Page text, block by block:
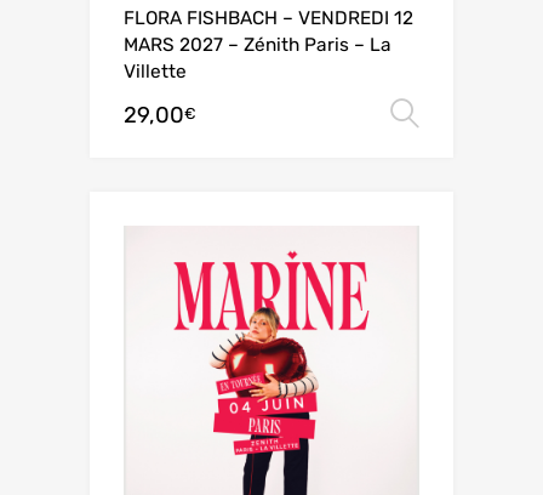
FLORA FISHBACH – VENDREDI 12
MARS 2027 – Zénith Paris – La
Villette
29,00€